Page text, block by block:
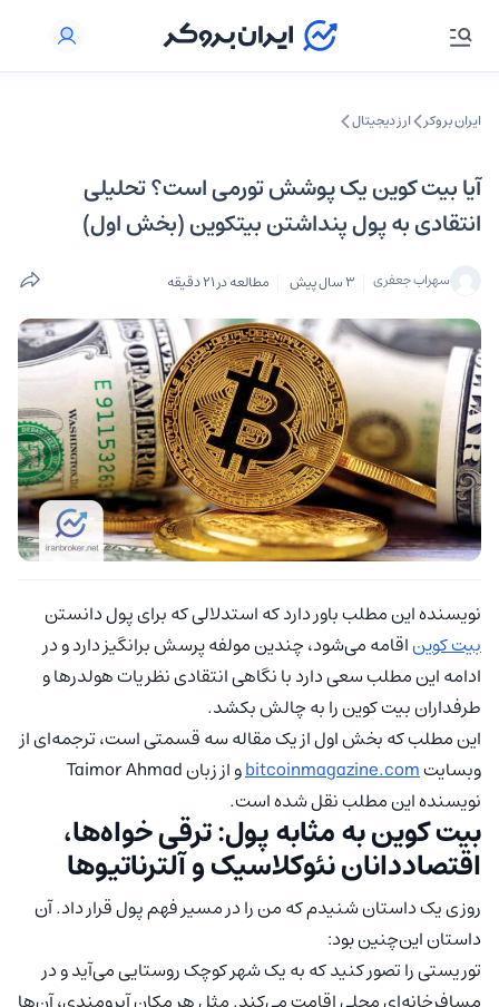
ایران بروکر ارز دیجیتال
آیا بیت کوین یک پوشش تورمی است؟ تحلیلی
انتقادی به پول پنداشتن بیتکوین (بخش اول)
سهراب جعفری 3 سال پیش مطالعه در 21 دقیقه
نویسنده این مطلب باور دارد که استدلالی که برای پول دانستن
بیت کویناقامه می‌شود، چندین مولفه پرسش برانگیز دارد و در
ادامه این مطلب سعی دارد با نگاهی انتقادی نظریات هولدرها و
طرفداران بیت کوین را به چالش بکشد.
این مطلب که بخش اول از یک مقاله سه قسمتی است، ترجمه‌ای از
وبسایتbitcoinmagazine.com
و از زبان Taimor Ahmad
نویسنده این مطلب نقل شده است.
بیت کوین به مثابه پول: ترقی خواه‌ها،
اقتصاددانان نئوکلاسیک و آلترناتیوها
روزی یک داستان شنیدم که من را در مسیر فهم پول قرار داد. آن
داستان این‌چنین بود:
توریستی را تصور کنید که به یک شهر کوچک روستایی می‌آید و در